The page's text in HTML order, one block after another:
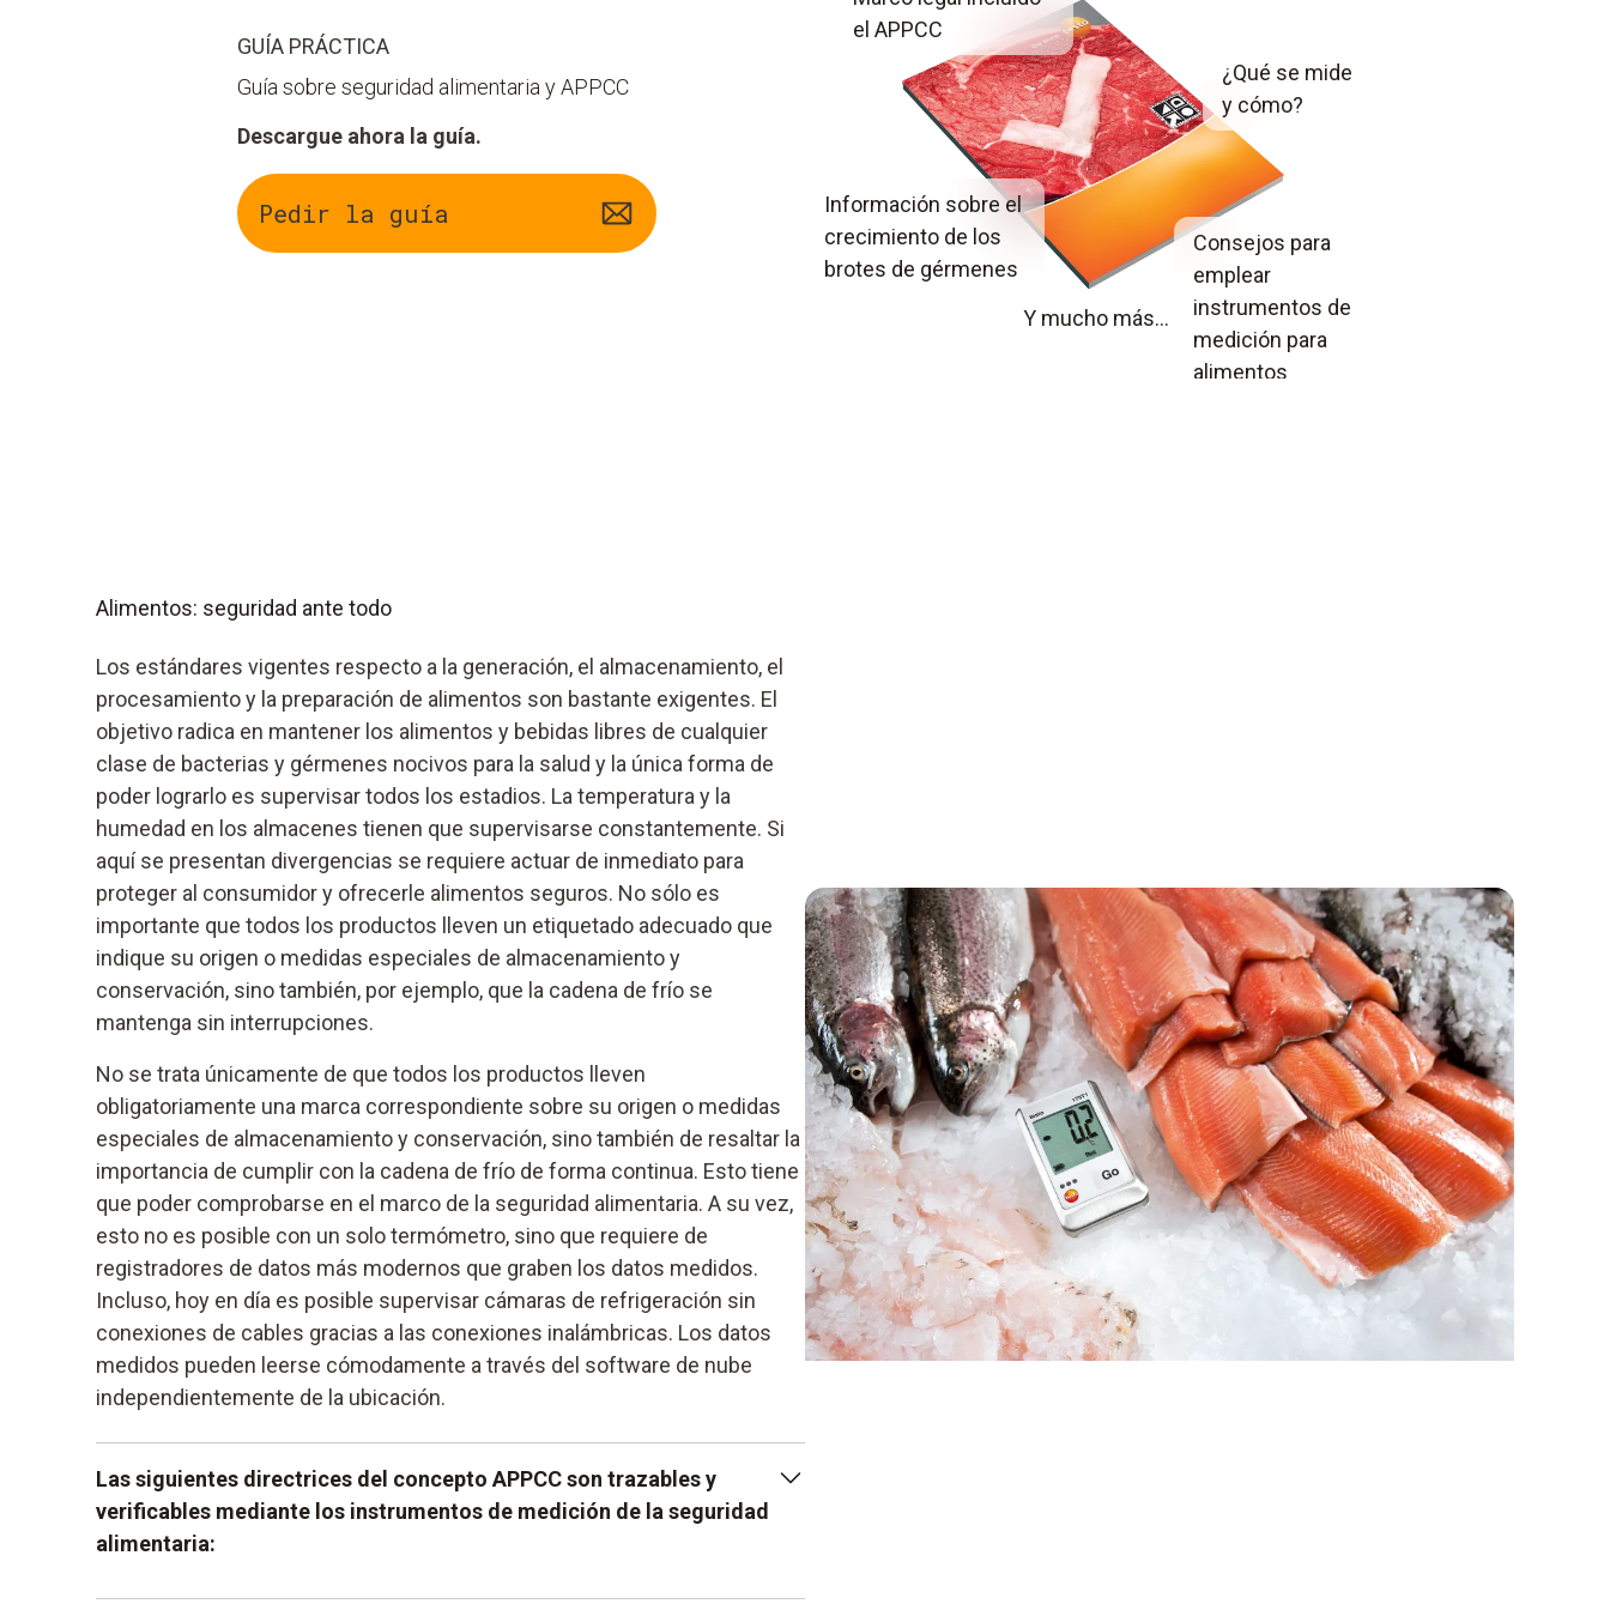
GUÍA PRÁCTICA
Guía sobre seguridad alimentaria y APPCC
Descargue ahora la guía.
Pedir la guía
el APPCC
Información sobre el
crecimiento de los
brotes de gérmenes
¿Qué se mide
y cómo?
Consejos para
emplear
instrumentos de
medición para
alimentos
Y mucho más...
Alimentos: seguridad ante todo
Los estándares vigentes respecto a la generación, el almacenamiento, el
procesamiento y la preparación de alimentos son bastante exigentes. El
objetivo radica en mantener los alimentos y bebidas libres de cualquier
clase de bacterias y gérmenes nocivos para la salud y la única forma de
poder lograrlo es supervisar todos los estadios. La temperatura y la
humedad en los almacenes tienen que supervisarse constantemente. Si
aquí se presentan divergencias se requiere actuar de inmediato para
proteger al consumidor y ofrecerle alimentos seguros. No sólo es
importante que todos los productos lleven un etiquetado adecuado que
indique su origen o medidas especiales de almacenamiento y
conservación, sino también, por ejemplo, que la cadena de frío se
mantenga sin interrupciones.
No se trata únicamente de que todos los productos lleven
obligatoriamente una marca correspondiente sobre su origen o medidas
especiales de almacenamiento y conservación, sino también de resaltar la
importancia de cumplir con la cadena de frío de forma continua. Esto tiene
que poder comprobarse en el marco de la seguridad alimentaria. A su vez,
esto no es posible con un solo termómetro, sino que requiere de
registradores de datos más modernos que graben los datos medidos.
Incluso, hoy en día es posible supervisar cámaras de refrigeración sin
conexiones de cables gracias a las conexiones inalámbricas. Los datos
medidos pueden leerse cómodamente a través del software de nube
independientemente de la ubicación.
Las siguientes directrices del concepto APPCC son trazables y
verificables mediante los instrumentos de medición de la seguridad
alimentaria: